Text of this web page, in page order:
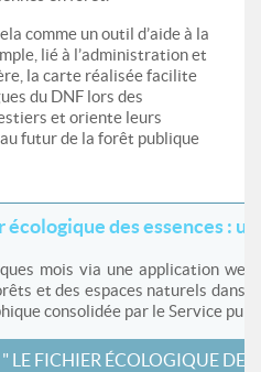
comme un outil d’aide à la
lié à l’administration et
la carte réalisée facilite
du DNF lors des
et oriente leurs
futur de la forêt publique
écologique des essences :
mois via une application
et des espaces naturels dans
consolidée par le Service
" LE FICHIER ÉCOLOGIQUE